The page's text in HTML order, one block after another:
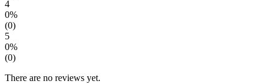
4
0%
(0)
5
0%
(0)
There are no reviews yet.